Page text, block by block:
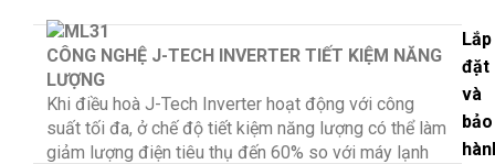
CÔNG NGHỆ J-TECH INVERTER TIẾT KIỆM NĂNG
LƯỢNG
Khi điều hoà J-Tech Inverter hoạt động với công
suất tối đa, ở chế độ tiết kiệm năng lượng có thể làm
giảm lượng điện tiêu thụ đến 60% so với máy lạnh
Lắp
đặt
và
bảo